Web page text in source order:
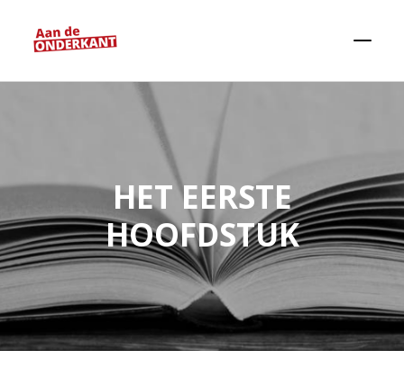
Zoeken
HET EERSTE
HOOFDSTUK